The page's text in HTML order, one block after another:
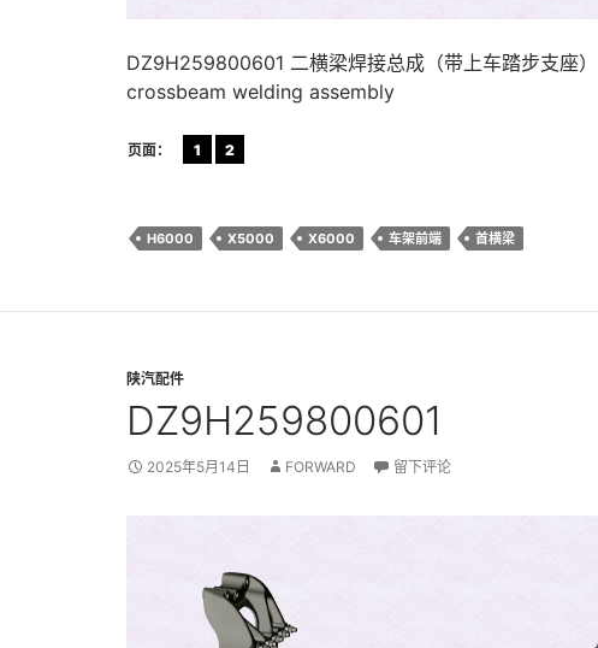
DZ9H259800601 二横梁焊接总成（带上车踏步支座
crossbeam welding assembly
页面： 1 2
H6000 X5000 X6000 车架前端 首横梁
陕汽配件
DZ9H259800601
2025年5月14日 FORWARD 留下评论